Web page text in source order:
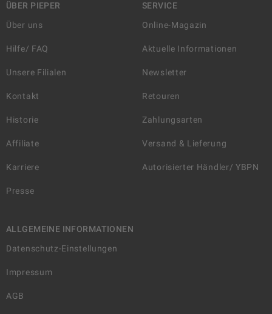
ÜBER PIEPER
Über uns
Hilfe/ FAQ
Unsere Filialen
Kontakt
Historie
Affiliate
Karriere
Presse
SERVICE
Online-Magazin
Aktuelle Informationen
Newsletter
Retouren
Zahlungsarten
Versand & Lieferung
Autorisierter Händler/ YBPN
ALLGEMEINE INFORMATIONEN
Datenschutz-Einstellungen
Impressum
AGB